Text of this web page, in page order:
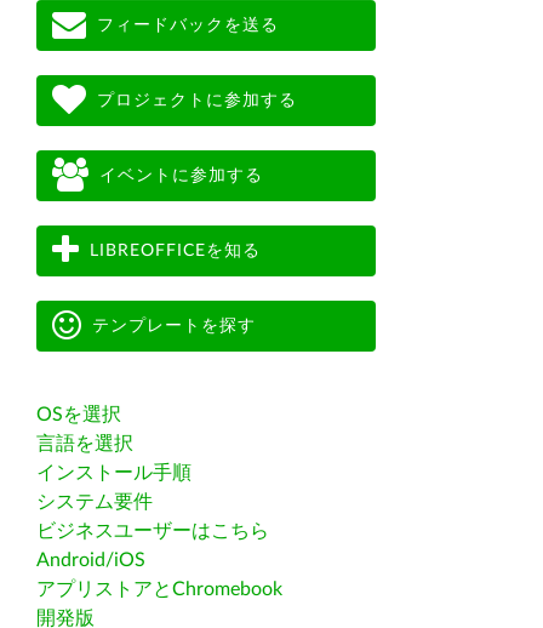
フィードバックを送る
プロジェクトに参加する
イベントに参加する
LIBREOFFICEを知る
テンプレートを探す
OSを選択
言語を選択
インストール手順
システム要件
ビジネスユーザーはこちら
Android/iOS
アプリストアとChromebook
開発版